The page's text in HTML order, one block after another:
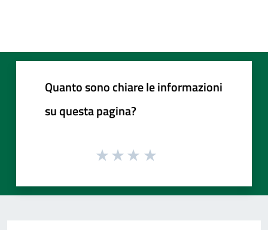
Quanto sono chiare le informazioni
su questa pagina?